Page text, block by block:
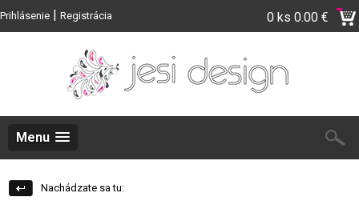
Prihlásenie | Registrácia 0 ks 0.00 €
Menu
Nachádzate sa tu: